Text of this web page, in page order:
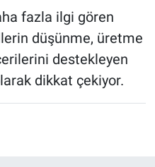
fazla ilgi gören
düşünme, üretme
destekleyen
dikkat çekiyor.